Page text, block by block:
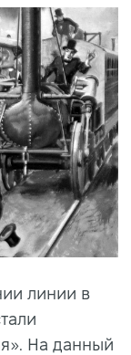
линии в
На данный